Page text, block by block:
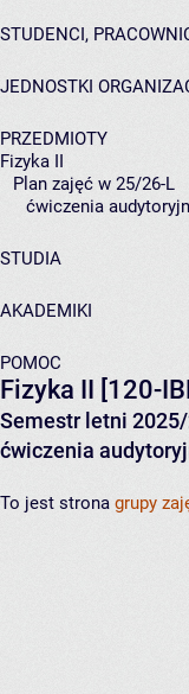
STUDENCI,
JEDNOSTKI
PRZEDMIOTY
Fizyka II
Plan zajęć w 25/26-L
ćwiczenia
STUDIA
AKADEMIKI
POMOC
Fizyka II [120-
Semestr letni
ćwiczenia
To jest strona grupy